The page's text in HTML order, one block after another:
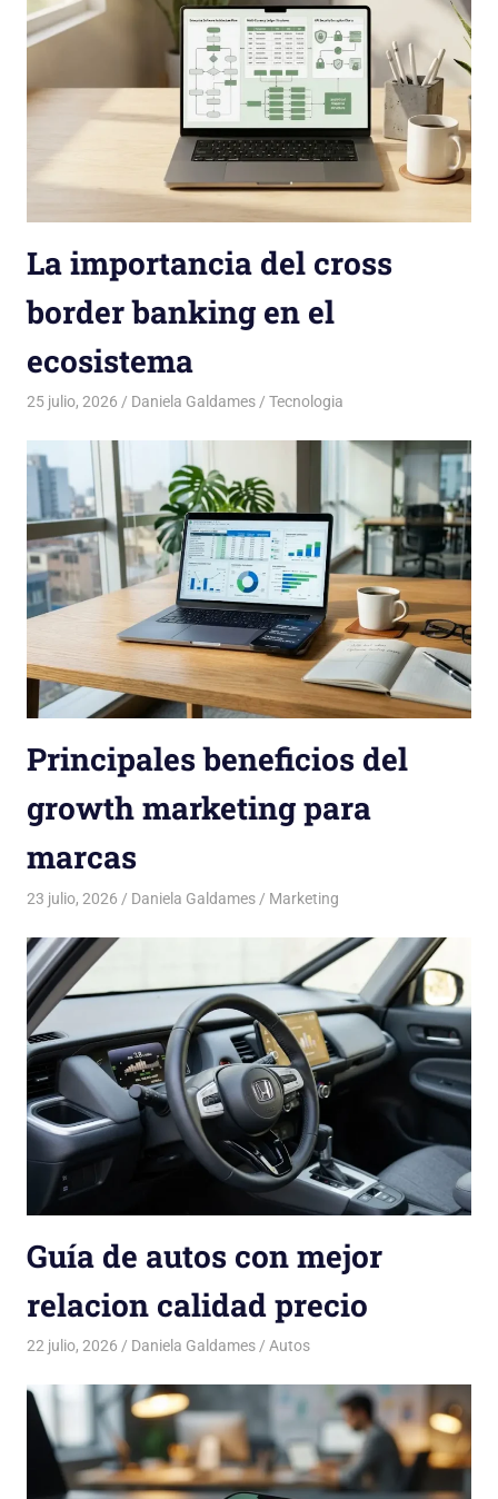
La importancia del cross
border banking en el
ecosistema
25 julio, 2026 Daniela Galdames Tecnologia
Principales beneficios del
growth marketing para
marcas
23 julio, 2026 Daniela Galdames Marketing
Guía de autos con mejor
relacion calidad precio
22 julio, 2026 Daniela Galdames Autos